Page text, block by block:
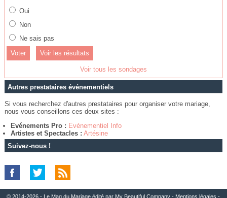
Oui
Non
Ne sais pas
Voir les résultats
Voir tous les sondages
Autres prestataires événementiels
Si vous recherchez d'autres prestataires pour organiser votre mariage,
nous vous conseillons ces deux sites :
Evénements Pro : Evénementiel Info
Artistes et Spectacles : Artésine
Suivez-nous !
© 2014-2026 - Le Mag du Mariage édité par My Beautiful Company - Mentions légales -